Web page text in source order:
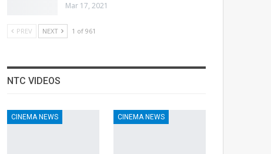
Mar 17, 2021
PREV NEXT 1 of 961
NTC VIDEOS
CINEMA NEWS CINEMA NEWS